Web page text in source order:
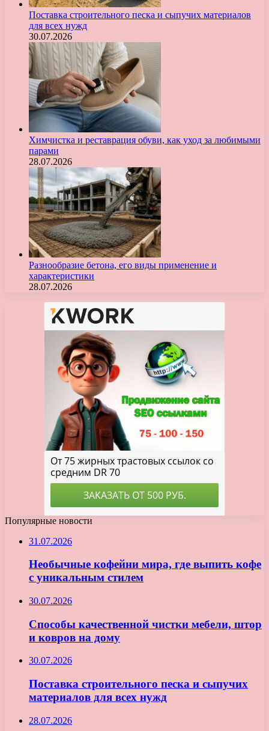
Поставка строительного песка и сыпучих материалов
для всех нужд
30.07.2026
Химчистка и реставрация обуви, как уход за любимыми
парами
28.07.2026
Разнообразие бетона, его виды применение и
характеристики
28.07.2026
Популярные новости
31.07.2026
Необычные кофейни мира, где выпить кофе
с уникальным стилем
30.07.2026
Способы качественной чистки мебели, штор
и ковров на дому
30.07.2026
Поставка строительного песка и сыпучих
материалов для всех нужд
28.07.2026